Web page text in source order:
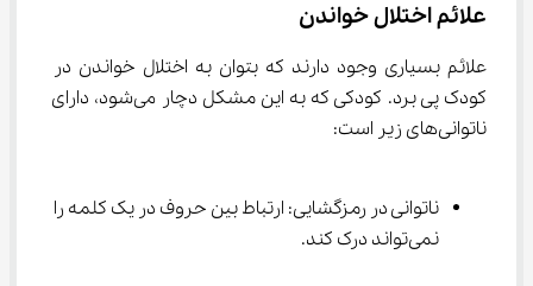
علائم اختلال خواندن
علائم بسیاری وجود دارند که بتوان به اختلال خواندن در
کودک پی برد. کودکی که به این مشکل دچار می‌شود، دارای
ناتوانی‌های زیر است:
ناتوانی در رمزگشایی: ارتباط بین حروف در یک کلمه را
نمی‌تواند درک کند.